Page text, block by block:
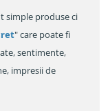
simple produse ci
" care poate fi
sentimente,
impresii de